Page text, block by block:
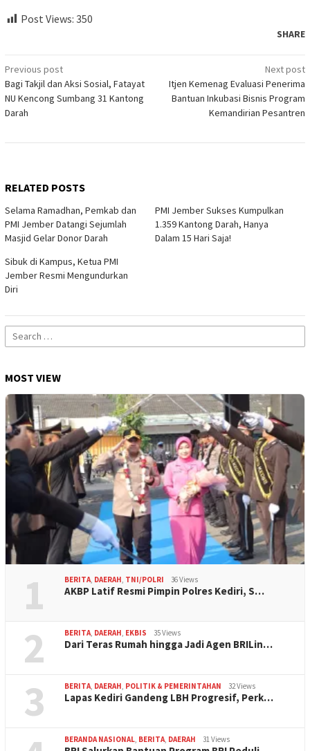
Post Views: 350
SHARE
Post
navigation
Previous post
Bagi Takjil dan Aksi Sosial, Fatayat
NU Kencong Sumbang 31 Kantong
Darah
Next post
Itjen Kemenag Evaluasi Penerima
Bantuan Inkubasi Bisnis Program
Kemandirian Pesantren
RELATED POSTS
Selama Ramadhan, Pemkab dan
PMI Jember Datangi Sejumlah
Masjid Gelar Donor Darah
PMI Jember Sukses Kumpulkan
1.359 Kantong Darah, Hanya
Dalam 15 Hari Saja!
Sibuk di Kampus, Ketua PMI
Jember Resmi Mengundurkan
Diri
Search
for:
MOST VIEW
1 BERITA, DAERAH, TNI/POLRI 36 Views
AKBP Latif Resmi Pimpin Polres Kediri, S…
2 BERITA, DAERAH, EKBIS 35 Views
Dari Teras Rumah hingga Jadi Agen BRILin…
3 BERITA, DAERAH, POLITIK & PEMERINTAHAN 32 Views
Lapas Kediri Gandeng LBH Progresif, Perk…
BERANDA NASIONAL, BERITA, DAERAH 31 Views